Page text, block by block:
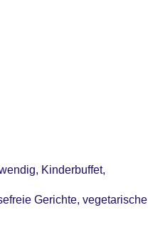
Kinderbuffet,
Gerichte, vegetarische